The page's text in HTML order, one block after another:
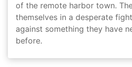
of the remote harbor town.
themselves in a desperate
against something they have
before.